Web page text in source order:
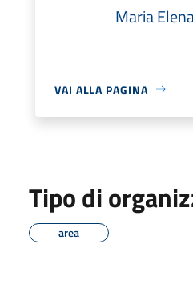
Maria
VAI ALLA PAGINA
Tipo di
area